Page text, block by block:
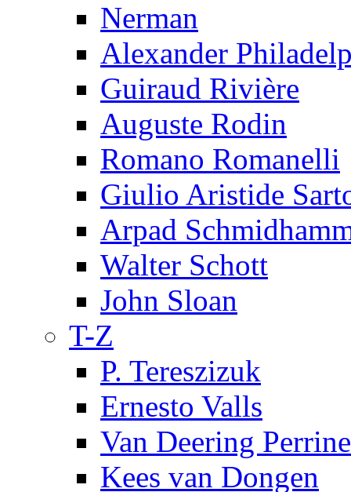
Nerman
Alexander
Guiraud Rivière
Auguste Rodin
Romano Romanelli
Giulio Aristide
Arpad
Walter Schott
John Sloan
T-Z
P. Tereszizuk
Ernesto Valls
Van Deering Perrine
Kees van Dongen